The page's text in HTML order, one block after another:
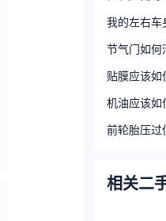
我的左右车
节气门如何
贴膜应该如
机油应该如
前轮胎压过
相关二